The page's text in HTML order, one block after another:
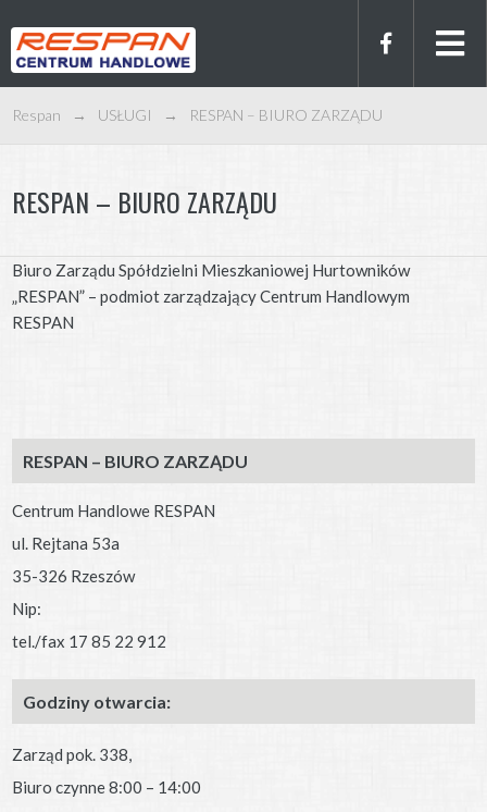
Respan → USŁUGI → RESPAN – BIURO ZARZĄDU
RESPAN – BIURO ZARZĄDU
Biuro Zarządu Spółdzielni Mieszkaniowej Hurtowników
„RESPAN” – podmiot zarządzający Centrum Handlowym
RESPAN
RESPAN – BIURO ZARZĄDU
Centrum Handlowe RESPAN
ul. Rejtana 53a
35-326 Rzeszów
Nip:
tel./fax 17 85 22 912
Godziny otwarcia:
Zarząd pok. 338,
Biuro czynne 8:00 – 14:00